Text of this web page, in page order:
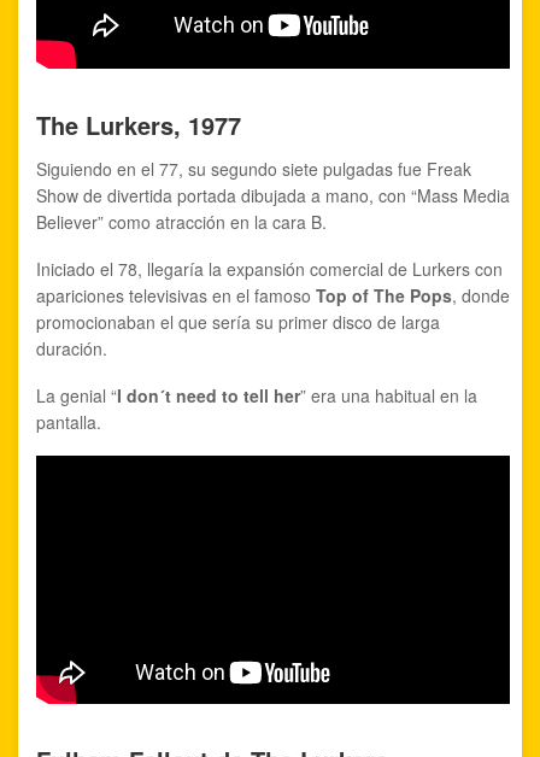
The Lurkers, 1977
Siguiendo en el 77, su segundo siete pulgadas fue Freak
Show de divertida portada dibujada a mano, con “Mass Media
Believer” como atracción en la cara B.
Iniciado el 78, llegaría la expansión comercial de Lurkers con
apariciones televisivas en el famoso Top of The Pops, donde
promocionaban el que sería su primer disco de larga
duración.
La genial “I don´t need to tell her” era una habitual en la
pantalla.